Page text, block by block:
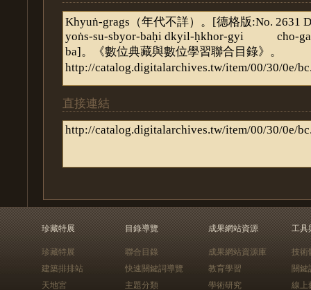
直接連結
珍藏特展
珍藏特展
建築排排站
天地宮
目錄導覽
聯合目錄
快速關鍵詞導覽
主題分類
成果網站資源
成果網站資源庫
教育學習
學術研究
工具
技術
關鍵
線上